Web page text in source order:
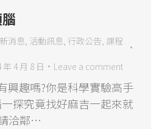
消息 活動訊息 行政公告 課程
年 4 月 8 日 Leave a comment
興趣嗎?你是科學實驗高手
探究竟找好麻吉一起來就
洽鄰…